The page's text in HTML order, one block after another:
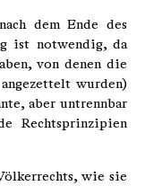
dem Ende des
ist notwendig, da
von denen die
wurden)
aber untrennbar
Rechtsprinzipien
wie sie